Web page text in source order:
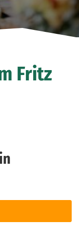
Fritz